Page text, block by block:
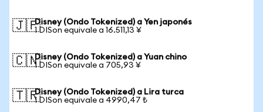
🇯🇵Disney (Ondo Tokenized) a Yen japonés
1 DISon equivale a 16.511,13 ¥
🇨🇳Disney (Ondo Tokenized) a Yuan chino
1 DISon equivale a 705,93 ¥
🇹🇷Disney (Ondo Tokenized) a Lira turca
1 DISon equivale a 4990,47 ₺